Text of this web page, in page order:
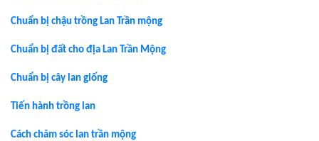
Chuẩn bị chậu trồng Lan Trần mộng
Chuẩn bị đất cho địa Lan Trần Mộng
Chuẩn bị cây lan giống
Tiến hành trồng lan
Cách chăm sóc lan trần mộng